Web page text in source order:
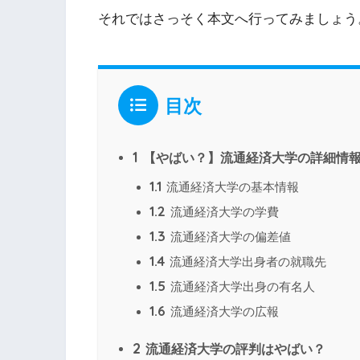
それではさっそく本文へ行ってみましょ
目次
1 【やばい？】流通経済大学の詳細情
1.1 流通経済大学の基本情報
1.2 流通経済大学の学費
1.3 流通経済大学の偏差値
1.4 流通経済大学出身者の就職先
1.5 流通経済大学出身の有名人
1.6 流通経済大学の広報
2 流通経済大学の評判はやばい？